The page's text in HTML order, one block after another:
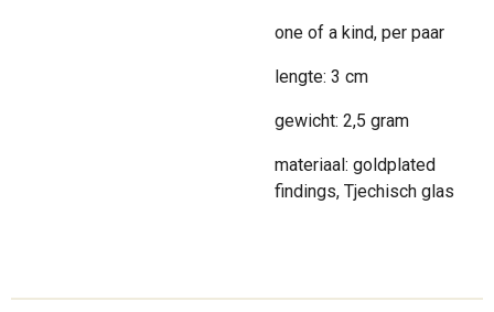
one of a kind, per paar
lengte: 3 cm
gewicht: 2,5 gram
materiaal: goldplated
findings, Tjechisch glas